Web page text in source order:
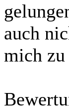
auch
mich zu